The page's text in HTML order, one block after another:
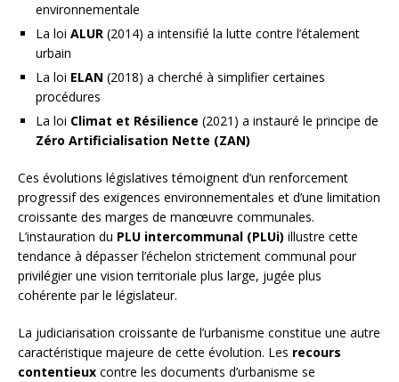
environnementale
La loi ALUR (2014) a intensifié la lutte contre l’étalement
urbain
La loi ELAN (2018) a cherché à simplifier certaines
procédures
La loi Climat et Résilience (2021) a instauré le principe de
Zéro Artificialisation Nette (ZAN)
Ces évolutions législatives témoignent d’un renforcement
progressif des exigences environnementales et d’une limitation
croissante des marges de manœuvre communales.
L’instauration du PLU intercommunal (PLUi) illustre cette
tendance à dépasser l’échelon strictement communal pour
privilégier une vision territoriale plus large, jugée plus
cohérente par le législateur.
La judiciarisation croissante de l’urbanisme constitue une autre
caractéristique majeure de cette évolution. Les recours
contentieux contre les documents d’urbanisme se